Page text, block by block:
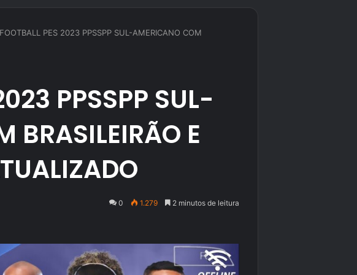
PES 2023 PPSSPP SUL-AMERICANO COM
PPSSPP SUL-
BRASILEIRÃO E
0 1.279 2 minutos de leitura